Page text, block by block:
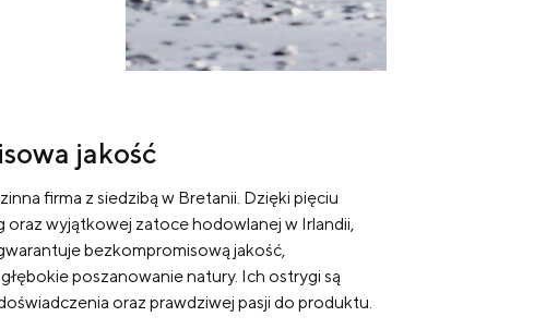
jakość
firma z siedzibą w Bretanii. Dzięki pięciu
oraz wyjątkowej zatoce hodowlanej w Irlandii,
bezkompromisową jakość,
poszanowanie natury. Ich ostrygi są
oraz prawdziwej pasji do produktu.